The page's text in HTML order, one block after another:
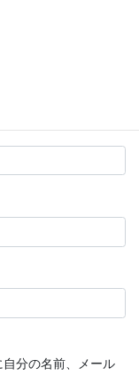
分の名前、メール